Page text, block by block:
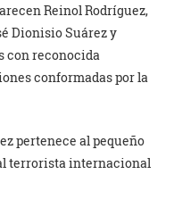
Reinol Rodríguez,
Dionisio Suárez y
con reconocida
conformadas por la
pertenece al pequeño
terrorista internacional